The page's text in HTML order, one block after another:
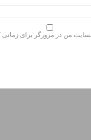
من در مرورگر برای زمانی